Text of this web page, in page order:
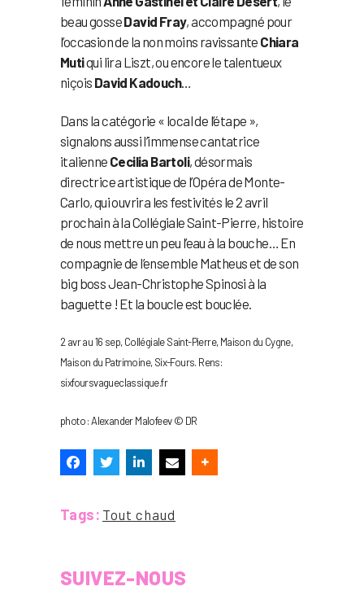
beau gosseDavid Fray, accompagné pour
l’occasion de la non moins ravissante Chiara
Mutiqui lira Liszt, ou encore le talentueux
niçois David Kadouch…
Dans la catégorie « local de l’étape »,
signalons aussi l’immense cantatrice
italienne Cecilia Bartoli, désormais
directrice artistique de l’Opéra de Monte-
Carlo, qui ouvrira les festivités le 2 avril
prochain à la Collégiale Saint-Pierre, histoire
de nous mettre un peu l’eau à la bouche… En
compagnie de l’ensemble Matheus et de son
big boss Jean-Christophe Spinosi à la
baguette ! Et la boucle est bouclée.
2 avr au 16 sep, Collégiale Saint-Pierre, Maison du Cygne,
Maison du Patrimoine, Six-Fours. Rens:
sixfoursvagueclassique.fr
photo : Alexander Malofeev © DR
Tags: Tout chaud
SUIVEZ-NOUS